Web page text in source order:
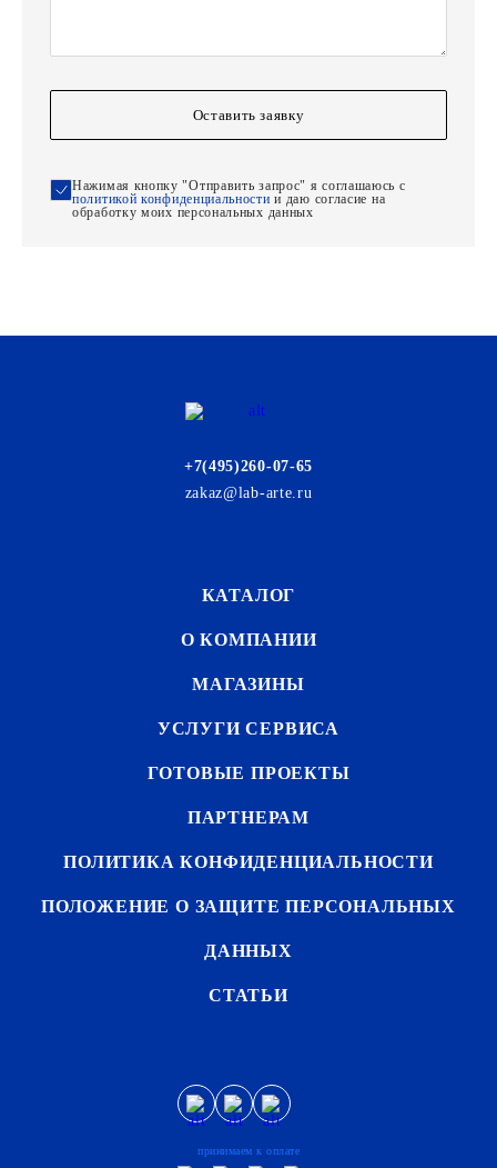
Оставить заявку
Нажимая кнопку "Отправить запрос" я соглашаюсь с
политикой конфиденциальности и даю согласие на
обработку моих персональных данных
+7(495)260-07-65
zakaz@lab-arte.ru
КАТАЛОГ
О КОМПАНИИ
МАГАЗИНЫ
УСЛУГИ СЕРВИСА
ГОТОВЫЕ ПРОЕКТЫ
ПАРТНЕРАМ
ПОЛИТИКА КОНФИДЕНЦИАЛЬНОСТИ
ПОЛОЖЕНИЕ О ЗАЩИТЕ ПЕРСОНАЛЬНЫХ
ДАННЫХ
СТАТЬИ
принимаем к оплате